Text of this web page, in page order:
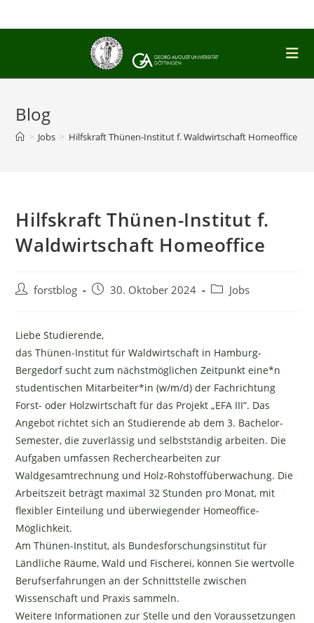
Inhalt
Blog
> Jobs > Hilfskraft Thünen-Institut f. Waldwirtschaft Homeoffice
Hilfskraft Thünen-Institut f.
Waldwirtschaft Homeoffice
Beitrags-
forstblog
Beitrag30. Oktober 2024
Beitrags-
Jobs
Liebe Studierende,
das Thünen-Institut für Waldwirtschaft in Hamburg-
Bergedorf sucht zum nächstmöglichen Zeitpunkt eine*n
studentischen Mitarbeiter*in (w/m/d) der Fachrichtung
Forst- oder Holzwirtschaft für das Projekt „EFA III“. Das
Angebot richtet sich an Studierende ab dem 3. Bachelor-
Semester, die zuverlässig und selbstständig arbeiten. Die
Aufgaben umfassen Recherchearbeiten zur
Waldgesamtrechnung und Holz-Rohstoffüberwachung. Die
Arbeitszeit beträgt maximal 32 Stunden pro Monat, mit
flexibler Einteilung und überwiegender Homeoffice-
Möglichkeit.
Am Thünen-Institut, als Bundesforschungsinstitut für
Ländliche Räume, Wald und Fischerei, können Sie wertvolle
Berufserfahrungen an der Schnittstelle zwischen
Wissenschaft und Praxis sammeln.
Weitere Informationen zur Stelle und den Voraussetzungen